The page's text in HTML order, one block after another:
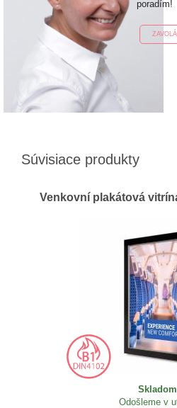
poradím!
Súvisiace produkty
Venkovní plakátová
Skladom
Odošleme v